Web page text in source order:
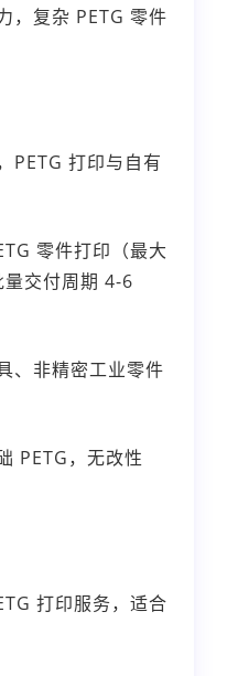
，复杂 PETG 零件
PETG 打印与自有
零件打印（最大
交付周期 4-6
、非精密工业零件
PETG，无改性
打印服务，适合